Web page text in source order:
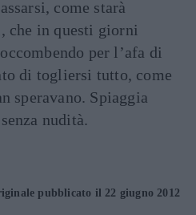
come starà
che in questi giorni
per l’afa di
di togliersi tutto, come
speravano. Spiaggia
nudità.
pubblicato il 22 giugno 2012